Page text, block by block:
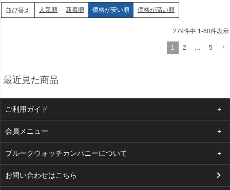
並び替え 人気順 新着順 価格が安い順 価格が高い順
279件中 1-60件表示
1 2 … 5
最近見た商品
ご利用ガイド
よくある質問
支払い・送料
お客様の声
会員メニュー
ログイン
お気に入り
ブルークウォッチカンパニーについて
会社概要
お問い合わせはこちら